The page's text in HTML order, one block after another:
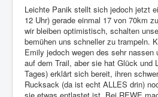
Leichte Panik stellt sich jedoch jetzt
12 Uhr) gerade einmal 17 von 70km
wir bleiben optimistisch, schalten
bemühen uns schneller zu trampeln.
Emily jedoch wegen des sehr nassen
auf dem Trail, aber sie hat Glück und
Tages) erklärt sich bereit, ihren
Rucksack (da ist echt ALLES drin)